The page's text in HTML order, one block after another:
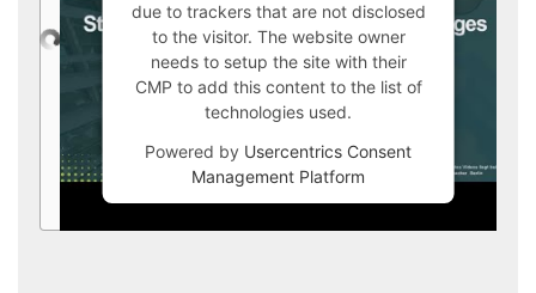
due to trackers that are not disclosed
to the visitor. The website owner
needs to setup the site with their
CMP to add this content to the list of
technologies used.
Powered by Usercentrics Consent
Management Platform